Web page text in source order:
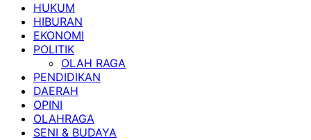
HUKUM
HIBURAN
EKONOMI
POLITIK
OLAH RAGA
PENDIDIKAN
DAERAH
OPINI
OLAHRAGA
SENI & BUDAYA